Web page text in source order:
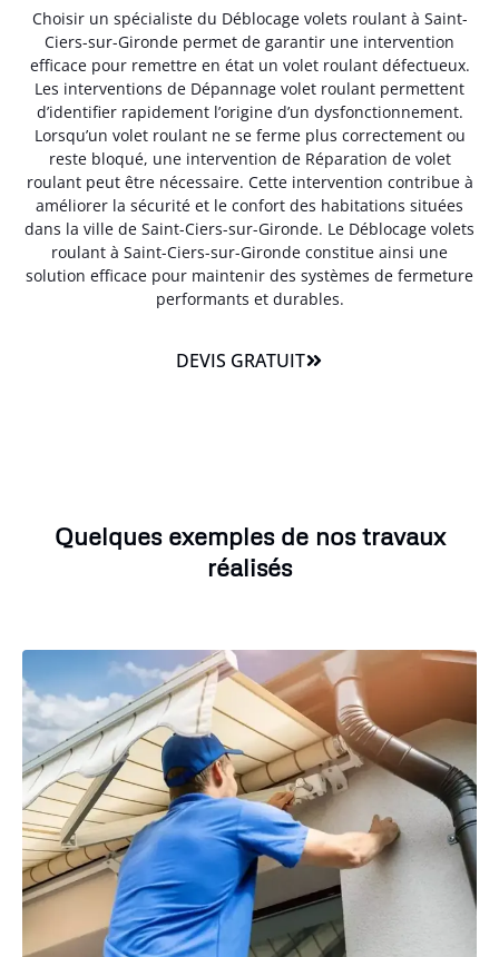
Choisir un spécialiste du Déblocage volets roulant à Saint-
Ciers-sur-Gironde permet de garantir une intervention
efficace pour remettre en état un volet roulant défectueux.
Les interventions de Dépannage volet roulant permettent
d’identifier rapidement l’origine d’un dysfonctionnement.
Lorsqu’un volet roulant ne se ferme plus correctement ou
reste bloqué, une intervention de Réparation de volet
roulant peut être nécessaire. Cette intervention contribue à
améliorer la sécurité et le confort des habitations situées
dans la ville de Saint-Ciers-sur-Gironde. Le Déblocage volets
roulant à Saint-Ciers-sur-Gironde constitue ainsi une
solution efficace pour maintenir des systèmes de fermeture
performants et durables.
DEVIS GRATUIT
Quelques exemples de nos travaux
réalisés